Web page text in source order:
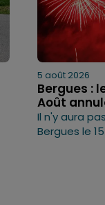
5 août 2026
Bergues :
Août
Il n'y aura
Bergues le